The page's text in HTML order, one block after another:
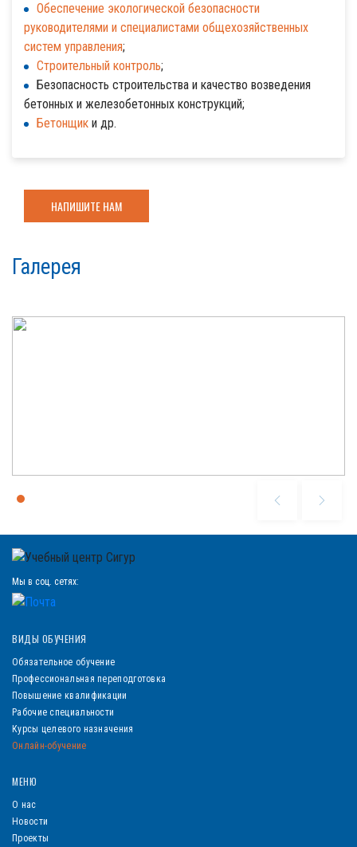
Обеспечение экологической безопасности
руководителями и специалистами общехозяйственных
систем управления;
Строительный контроль;
Безопасность строительства и качество возведения
бетонных и железобетонных конструкций;
Бетонщик и др.
НАПИШИТЕ НАМ
Галерея
Мы в соц. сетях:
ВИДЫ ОБУЧЕНИЯ
Обязательное обучение
Профессиональная переподготовка
Повышение квалификации
Рабочие специальности
Курсы целевого назначения
Онлайн-обучение
МЕНЮ
О нас
Новости
Проекты